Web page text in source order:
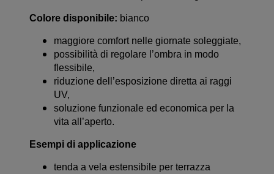
Colore disponibile: bianco
maggiore comfort nelle giornate soleggiate,
possibilità di regolare l’ombra in modo
flessibile,
riduzione dell’esposizione diretta ai raggi
UV,
soluzione funzionale ed economica per la
vita all’aperto.
Esempi di applicazione
tenda a vela estensibile per terrazza